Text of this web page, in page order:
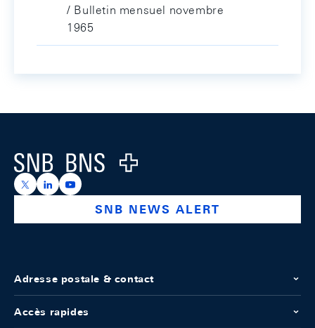
/ Bulletin mensuel novembre
1965
Logo
https://x.com/snb_bns
https://ch.linkedin.com/company/swiss-national-
https://www.youtube.com/@swissnationalbank
SNB NEWS ALERT
Adresse postale & contact
Accès rapides